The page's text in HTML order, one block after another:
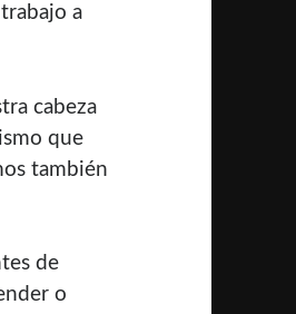
a
cabeza
que
también
de
o